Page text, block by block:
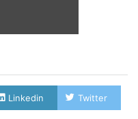
Linkedin Twitter